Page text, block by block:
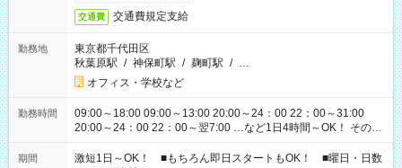
交通費 交通費規定支給
勤務地
東京都千代田区
秋葉原駅 / 神保町駅 / 麹町駅 / …
オフィス・学校など
勤務時間
09:00～18:00 09:00～13:00 20:00～24：00 22：00～31:00
20:00～24：00 22：00～翌7:00 …など1日4時間～OK！ その他
シフトもございます！ お気軽にご相談ください！
期間
激短1日～OK！ ■もちろん即日スタートもOK！ ■曜日・日数